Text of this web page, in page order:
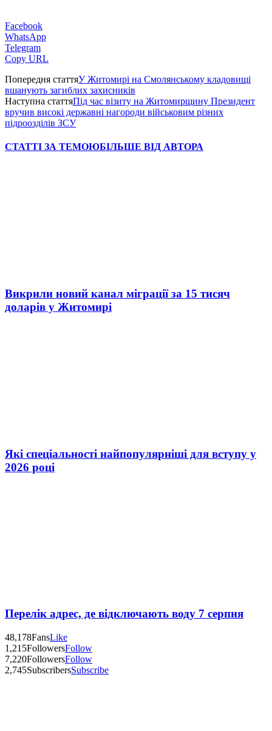
Facebook
WhatsApp
Telegram
Copy URL
Попередня статтяУ Житомирі на Смолянському кладовищі
вшанують загиблих захисників
Наступна статтяПід час візиту на Житомирщину Президент
вручив високі державні нагороди військовим різних
підроозділів ЗСУ
СТАТТІ ЗА ТЕМОЮБІЛЬШЕ ВІД АВТОРА
Викрили новий канал міграції за 15 тисяч
доларів у Житомирі
Які спеціальності найпопулярніші для вступу у
2026 році
Перелік адрес, де відключають воду 7 серпня
48,178FansLike
1,215FollowersFollow
7,220FollowersFollow
2,745SubscribersSubscribe